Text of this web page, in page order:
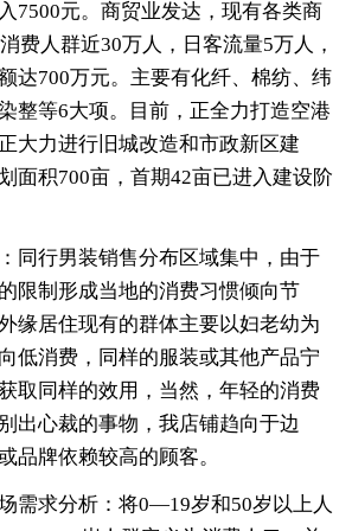
7500元。商贸业发达，现有各类商
费人群近30万人，日客流量5万人，
达700万元。主要有化纤、棉纺、纬
整等6大项。目前，正全力打造空港
大力进行旧城改造和市政新区建
面积700亩，首期42亩已进入建设阶
同行男装销售分布区域集中，由于
限制形成当地的消费习惯倾向节
缘居住现有的群体主要以妇老幼为
低消费，同样的服装或其他产品宁
取同样的效用，当然，年轻的消费
出心裁的事物，我店铺趋向于边
品牌依赖较高的顾客。
需求分析：将0—19岁和50岁以上人